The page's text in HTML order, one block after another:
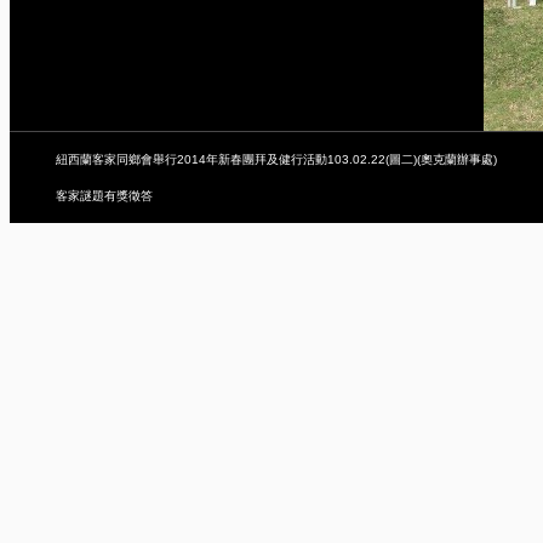
紐西蘭客家同鄉會舉行2014年新春團拜及健行活動103.02.22(圖二)(奧克蘭辦事處)
客家謎題有獎徵答